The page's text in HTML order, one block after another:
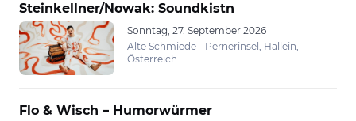
Steinkellner/Nowak: Soundkistn
Sonntag, 27. September 2026
Alte Schmiede - Pernerinsel, Hallein,
Österreich
Flo & Wisch – Humorwürmer